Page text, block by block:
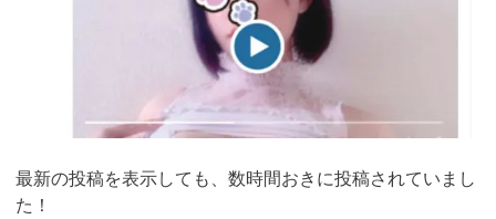
最新の投稿を表示しても、数時間おきに投稿されていまし
た！